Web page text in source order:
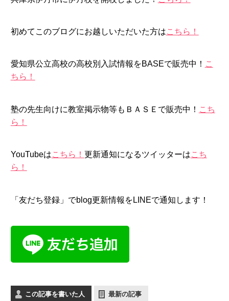
初めてこのブログにお越しいただいた方はこちら！
愛知県公立高校の高校別入試情報をBASEで販売中！ こ
ちら！
塾の先生向けに教室掲示物等もＢＡＳＥで販売中！ こち
ら！
YouTubeはこちら！ 更新通知になるツイッターはこち
ら！
「友だち登録」でblog更新情報をLINEで通知します！
この記事を書いた人 最新の記事